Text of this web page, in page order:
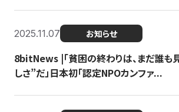
2025.11.07 お知らせ
8bitNews |「貧困の終わりは、まだ誰も
しさ”だ」日本初「認定NPOカンファ...